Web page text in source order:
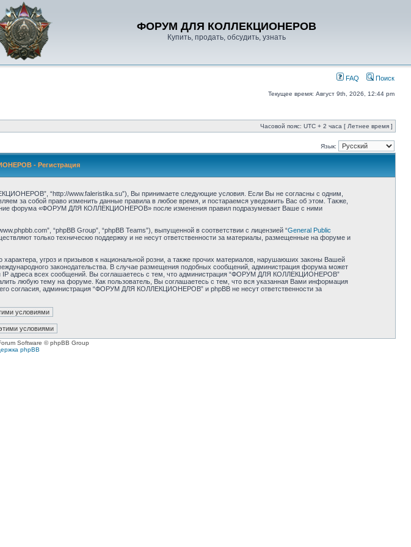
ФОРУМ ДЛЯ КОЛЛЕКЦИОНЕРОВ
Купить, продать, обсудить, узнать
FAQ Поиск
Текущее время: Август 9th, 2026, 12:44 pm
Часовой пояс: UTC + 2 часа [ Летнее время ]
Язык:
- Регистрация
“http://www.faleristika.su”), Вы принимаете следующие условия. Если Вы не согласны с одним,
собой право изменить данные правила в любое время, и постараемся уведомить Вас об этом. Также,
форума «ФОРУМ ДЛЯ КОЛЛЕКЦИОНЕРОВ» после изменения правил подразумевает Ваше с ними
“phpBB Group”, “phpBB Teams”), выпущенной в соответствии с лицензией “General Public
только техническю поддержку и не несут ответственности за материалы, размещенные на форуме и
угроз и призывов к национальной розни, а также прочих материалов, нарушаюших законы Вашей
законодательства. В случае размещения подобных сообщений, администрация форума может
IP адреса всех сообщений. Вы соглашаетесь с тем, что администрация “ФОРУМ ДЛЯ КОЛЛЕКЦИОНЕРОВ”
любую тему на форуме. Как пользователь, Вы соглашаетесь с тем, что вся указанная Вами информация
согласия, администрация “ФОРУМ ДЛЯ КОЛЛЕКЦИОНЕРОВ” и phpBB не несут ответственности за
Software © phpBB Group
phpBB